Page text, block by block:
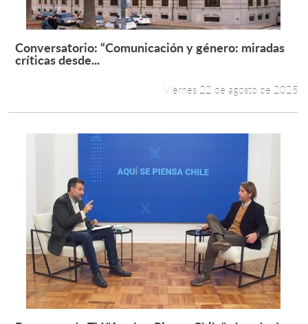
Leer más +
Conversatorio: “Comunicación y género: miradas
críticas desde...
Viernes 22 de agosto de 2025